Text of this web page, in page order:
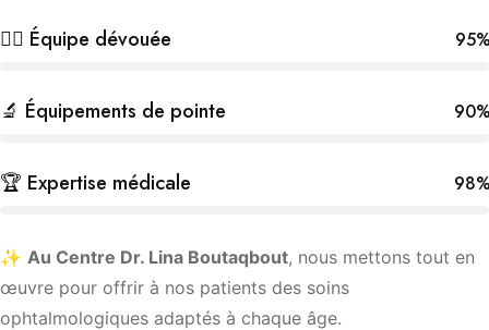
👩‍⚕️ Équipe dévouée
🔬 Équipements de pointe
🏆 Expertise médicale
✨ Au Centre Dr. Lina Boutaqbout, nous mettons tout en
œuvre pour offrir à nos patients des soins
ophtalmologiques adaptés à chaque âge.